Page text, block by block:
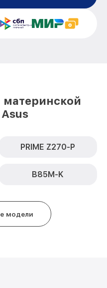
PRIME Z270-P
B85M-K
модели